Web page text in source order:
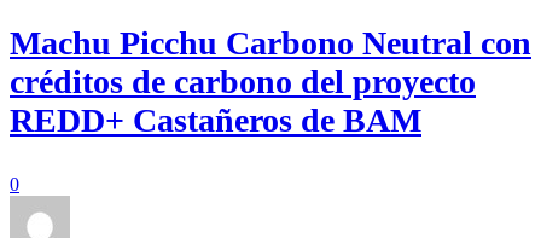
Machu Picchu Carbono Neutral con
créditos de carbono del proyecto
REDD+ Castañeros de BAM
0